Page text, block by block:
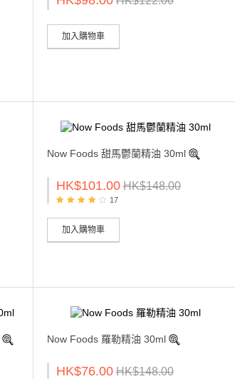
加入購物車
Now Foods 甜馬鬱蘭精油 30ml
HK$101.00 HK$148.00
17
加入購物車
Now Foods 羅勒精油 30ml
HK$76.00 HK$148.00